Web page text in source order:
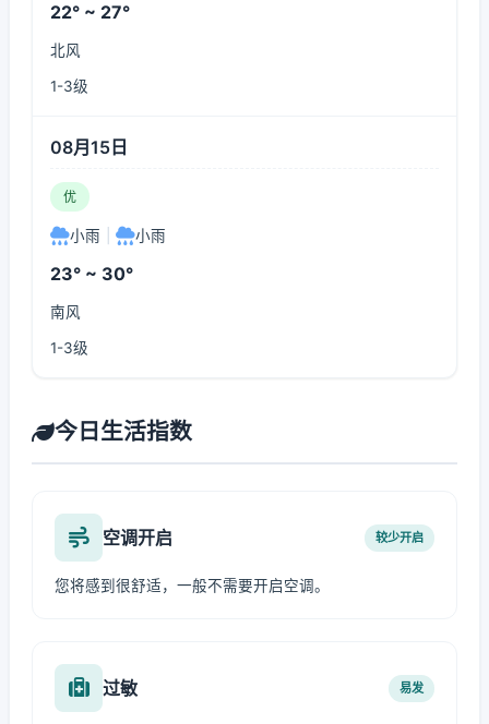
22° ~ 27°
北风
1-3级
08月15日
优
小雨 小雨
23° ~ 30°
南风
1-3级
今日生活指数
空调开启 较少开启
您将感到很舒适，一般不需要开启空调。
过敏 易发